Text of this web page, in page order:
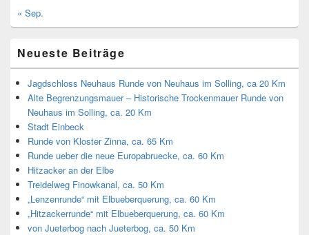
« Sep.
Neueste Beiträge
Jagdschloss Neuhaus Runde von Neuhaus im Solling, ca 20 Km
Alte Begrenzungsmauer – Historische Trockenmauer Runde von
Neuhaus im Solling, ca. 20 Km
Stadt Einbeck
Runde von Kloster Zinna, ca. 65 Km
Runde ueber die neue Europabruecke, ca. 60 Km
Hitzacker an der Elbe
Treidelweg Finowkanal, ca. 50 Km
„Lenzenrunde“ mit Elbueberquerung, ca. 60 Km
„Hitzackerrunde“ mit Elbueberquerung, ca. 60 Km
von Jueterbog nach Jueterbog, ca. 50 Km